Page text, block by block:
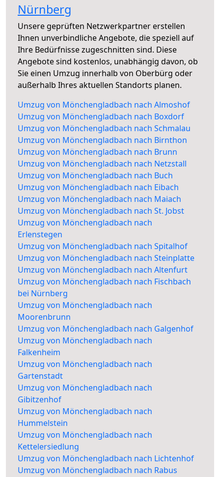
Nürnberg
Unsere geprüften Netzwerkpartner erstellen
Ihnen unverbindliche Angebote, die speziell auf
Ihre Bedürfnisse zugeschnitten sind. Diese
Angebote sind kostenlos, unabhängig davon, ob
Sie einen Umzug innerhalb von Oberbürg oder
außerhalb Ihres aktuellen Standorts planen.
Umzug von Mönchengladbach nach Almoshof
Umzug von Mönchengladbach nach Boxdorf
Umzug von Mönchengladbach nach Schmalau
Umzug von Mönchengladbach nach Birnthon
Umzug von Mönchengladbach nach Brunn
Umzug von Mönchengladbach nach Netzstall
Umzug von Mönchengladbach nach Buch
Umzug von Mönchengladbach nach Eibach
Umzug von Mönchengladbach nach Maiach
Umzug von Mönchengladbach nach St. Jobst
Umzug von Mönchengladbach nach
Erlenstegen
Umzug von Mönchengladbach nach Spitalhof
Umzug von Mönchengladbach nach Steinplatte
Umzug von Mönchengladbach nach Altenfurt
Umzug von Mönchengladbach nach Fischbach
bei Nürnberg
Umzug von Mönchengladbach nach
Moorenbrunn
Umzug von Mönchengladbach nach Galgenhof
Umzug von Mönchengladbach nach
Falkenheim
Umzug von Mönchengladbach nach
Gartenstadt
Umzug von Mönchengladbach nach
Gibitzenhof
Umzug von Mönchengladbach nach
Hummelstein
Umzug von Mönchengladbach nach
Kettelersiedlung
Umzug von Mönchengladbach nach Lichtenhof
Umzug von Mönchengladbach nach Rabus